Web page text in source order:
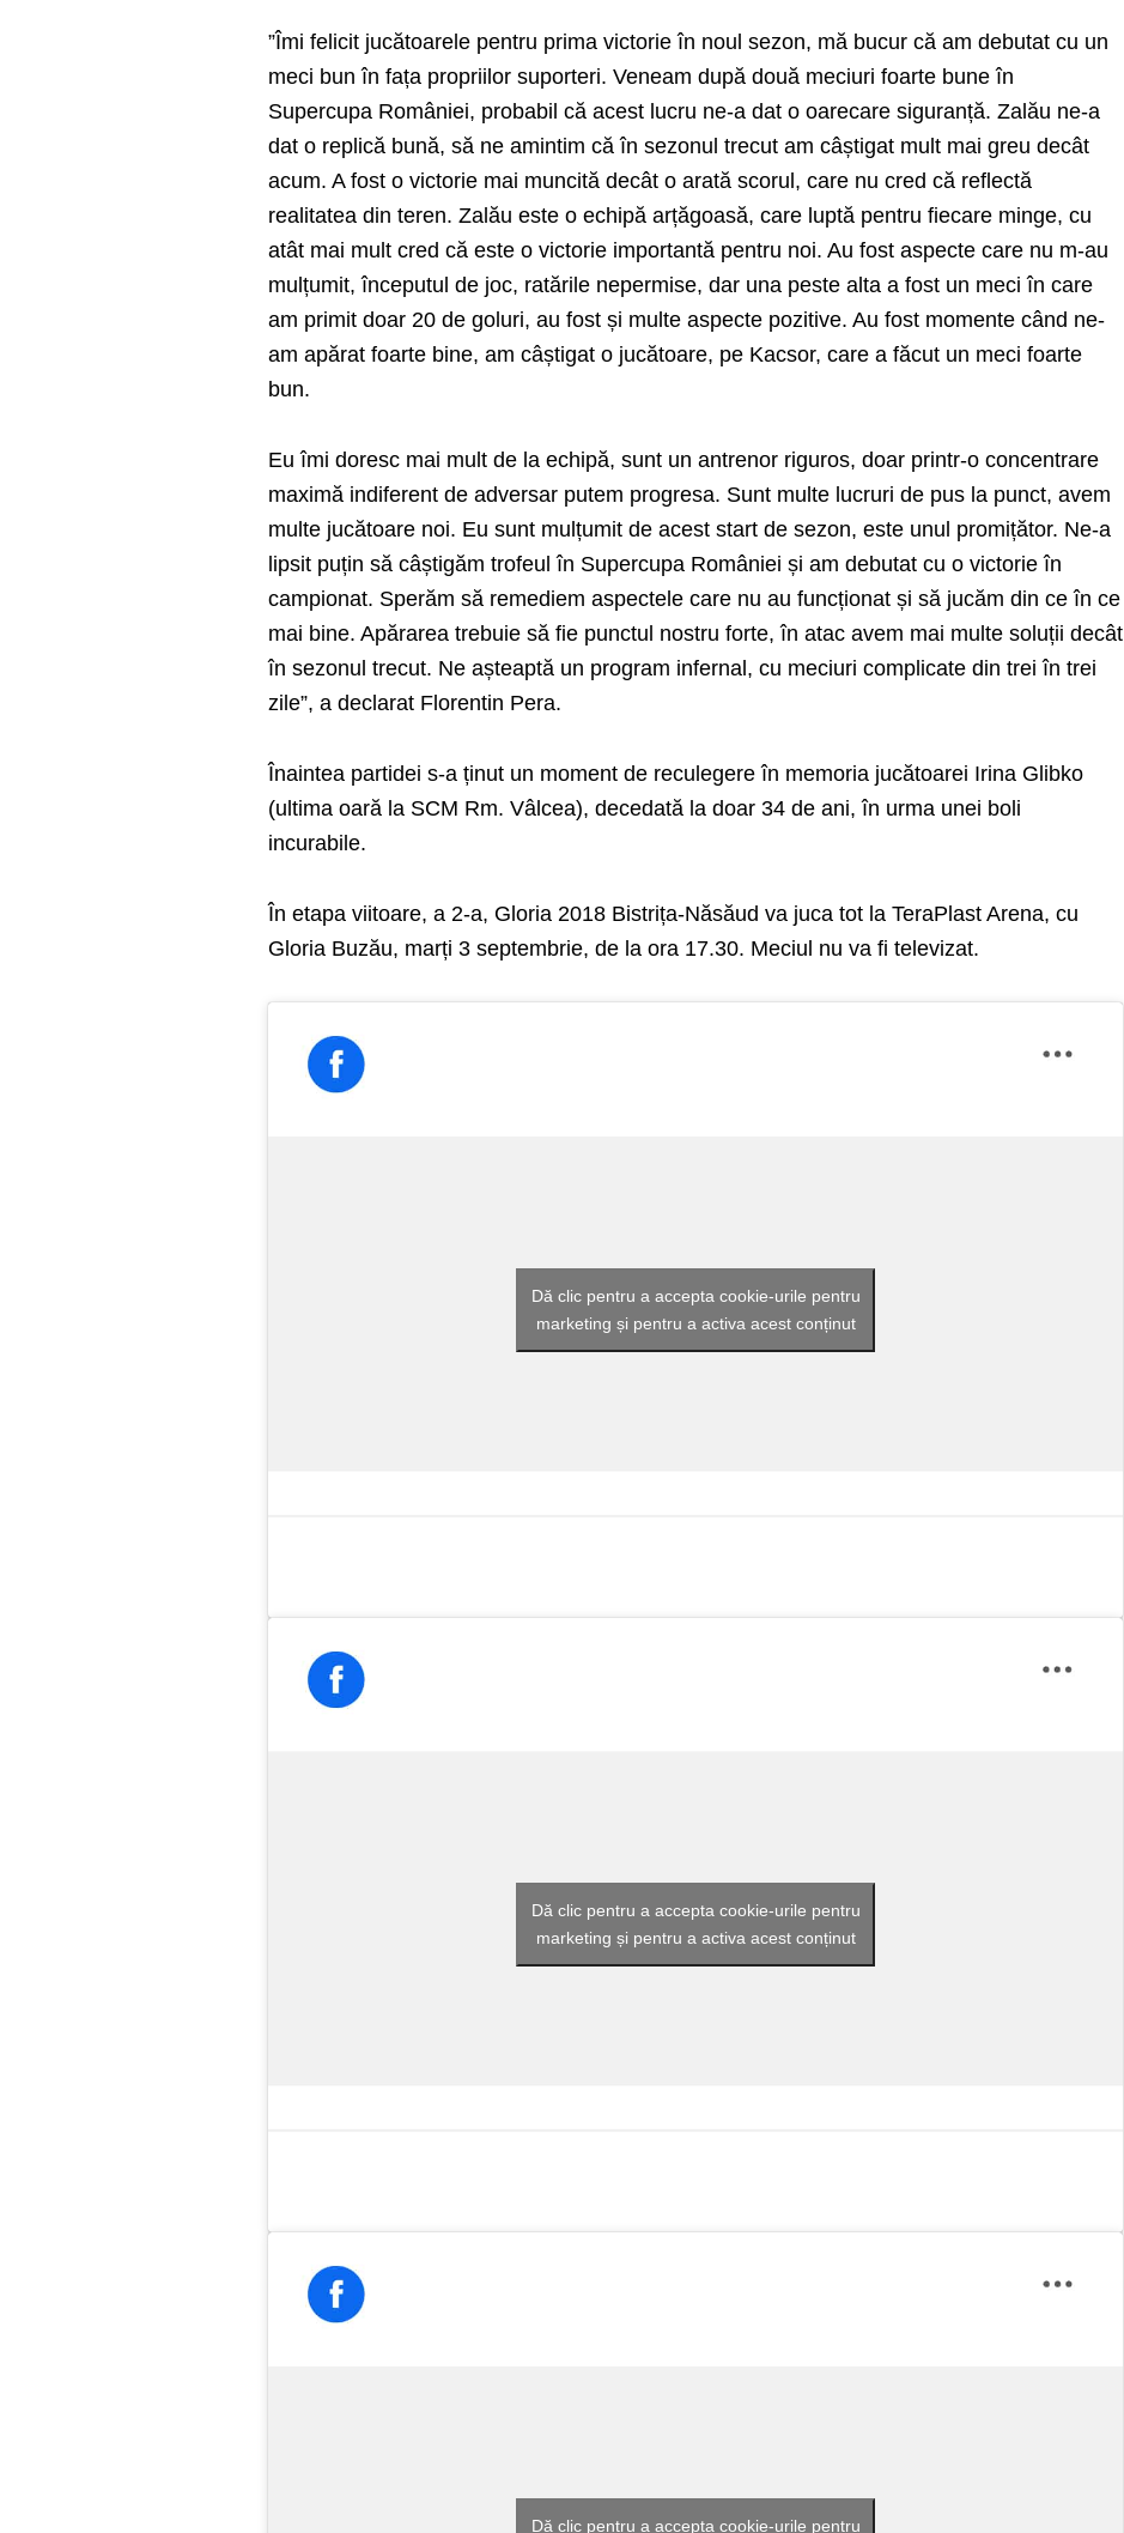
”Îmi felicit jucătoarele pentru prima victorie în noul sezon, mă bucur că am debutat cu un
meci bun în fața propriilor suporteri. Veneam după două meciuri foarte bune în
Supercupa României, probabil că acest lucru ne-a dat o oarecare siguranță. Zalău ne-a
dat o replică bună, să ne amintim că în sezonul trecut am câștigat mult mai greu decât
acum. A fost o victorie mai muncită decât o arată scorul, care nu cred că reflectă
realitatea din teren. Zalău este o echipă arțăgoasă, care luptă pentru fiecare minge, cu
atât mai mult cred că este o victorie importantă pentru noi. Au fost aspecte care nu m-au
mulțumit, începutul de joc, ratările nepermise, dar una peste alta a fost un meci în care
am primit doar 20 de goluri, au fost și multe aspecte pozitive. Au fost momente când ne-
am apărat foarte bine, am câștigat o jucătoare, pe Kacsor, care a făcut un meci foarte
bun.
Eu îmi doresc mai mult de la echipă, sunt un antrenor riguros, doar printr-o concentrare
maximă indiferent de adversar putem progresa. Sunt multe lucruri de pus la punct, avem
multe jucătoare noi. Eu sunt mulțumit de acest start de sezon, este unul promițător. Ne-a
lipsit puțin să câștigăm trofeul în Supercupa României și am debutat cu o victorie în
campionat. Sperăm să remediem aspectele care nu au funcționat și să jucăm din ce în ce
mai bine. Apărarea trebuie să fie punctul nostru forte, în atac avem mai multe soluții decât
în sezonul trecut. Ne așteaptă un program infernal, cu meciuri complicate din trei în trei
zile”, a declarat Florentin Pera.
Înaintea partidei s-a ținut un moment de reculegere în memoria jucătoarei Irina Glibko
(ultima oară la SCM Rm. Vâlcea), decedată la doar 34 de ani, în urma unei boli
incurabile.
În etapa viitoare, a 2-a, Gloria 2018 Bistrița-Năsăud va juca tot la TeraPlast Arena, cu
Gloria Buzău, marți 3 septembrie, de la ora 17.30. Meciul nu va fi televizat.
Dă clic pentru a accepta cookie-urile pentru
marketing și pentru a activa acest conținut
Dă clic pentru a accepta cookie-urile pentru
marketing și pentru a activa acest conținut
Dă clic pentru a accepta cookie-urile pentru